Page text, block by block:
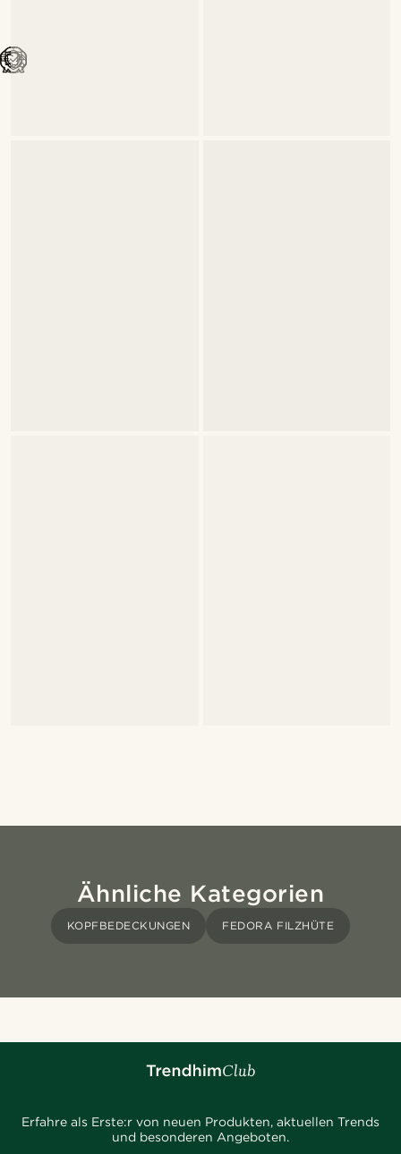
Ähnliche Kategorien
KOPFBEDECKUNGEN FEDORA FILZHÜTE
Erfahre als Erste:r von neuen Produkten, aktuellen Trends
und besonderen Angeboten.